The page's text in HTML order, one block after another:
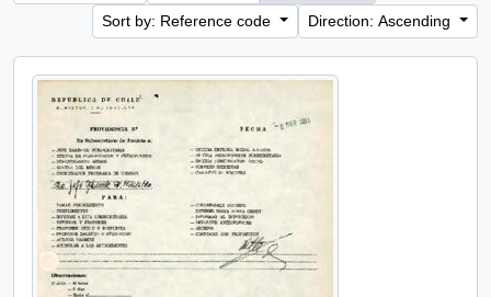
Sort by: Reference code
Direction: Ascending